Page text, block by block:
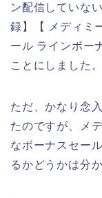
ン配信していな
録】【 メディミ
ール ラインボー
ことにしました。
ただ、かなり念
たのですが、メ
なボーナスセー
るかどうかは分